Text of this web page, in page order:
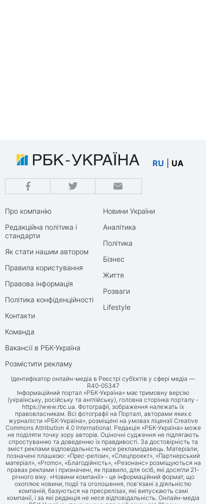
RU UA
Про компанію
Редакційна політика і
стандарти
Як стати нашим автором
Правила користування
Правова інформація
Політика конфіденційності
Контакти
Команда
Вакансії в РБК-Україна
Розмістити рекламу
Новини України
Аналітика
Політика
Бізнес
Життя
Розваги
Lifestyle
Ідентифікатор онлайн-медіа в Реєстрі суб’єктів у сфері медіа —
R40-05347
Інформаційний портал «РБК-Україна» має тримовну версію
(українську, російську та англійську), головна сторінка порталу -
https://www.rbc.ua. Фотографії, зображення належать їх
правовласникам. Всі фотографії на Порталі, авторами яких є
журналісти «РБК-Україна», розміщені на умовах ліцензії Creative
Commons Attribution 4.0 International. Редакція «РБК-Україна» може
не поділяти точку зору авторів. Оціночні судження не підлягають
спростуванню та доведенню їх правдивості. За достовірність та
зміст реклами відповідальність несе рекламодавець. Матеріали,
позначені плашкою: «Прес-релізи», «Спецпроект», «Партнерський
матеріал», «Promo», «Благодійність», «Резонанс» розміщуються на
правах реклами і призначені, як правило, для осіб, які досягли 21-
річного віку. «Новини компанії» - це інформаційний формат, що
охоплює новини, події та оголошення, пов'язані з діяльністю
компаній, базуються на пресрелізах, які випускають самі
компанії, і за які редакція не несе відповідальність. Онлайн-медіа